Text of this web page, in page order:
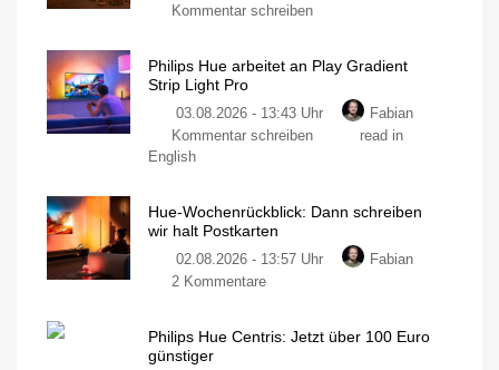
Kommentar schreiben
Philips Hue arbeitet an Play Gradient
Strip Light Pro
03.08.2026 - 13:43 Uhr
Fabian
Kommentar schreiben
read in
English
Hue-Wochenrückblick: Dann schreiben
wir halt Postkarten
02.08.2026 - 13:57 Uhr
Fabian
2 Kommentare
Philips Hue Centris: Jetzt über 100 Euro
günstiger